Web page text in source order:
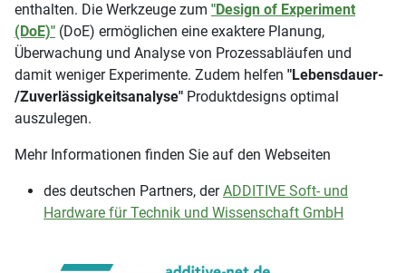
enthalten. Die Werkzeuge zum "Design of Experiment
(DoE)" (DoE) ermöglichen eine exaktere Planung,
Überwachung und Analyse von Prozessabläufen und
damit weniger Experimente. Zudem helfen "Lebensdauer-
/Zuverlässigkeitsanalyse" Produktdesigns optimal
auszulegen.
Mehr Informationen finden Sie auf den Webseiten
des deutschen Partners, derADDITIVE Soft- und
Hardware für Technik und Wissenschaft GmbH